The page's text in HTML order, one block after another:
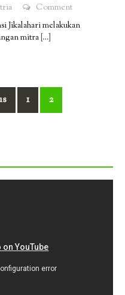
Comment
Jikalahari melakukan
mitra […]
1 2